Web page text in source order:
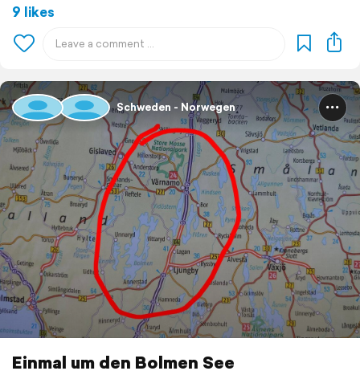
9 likes
Schweden - Norwegen
Einmal um den Bolmen See